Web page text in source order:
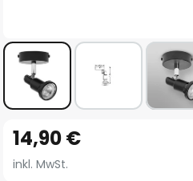
Anfang
der
14,90 €
inkl. MwSt.